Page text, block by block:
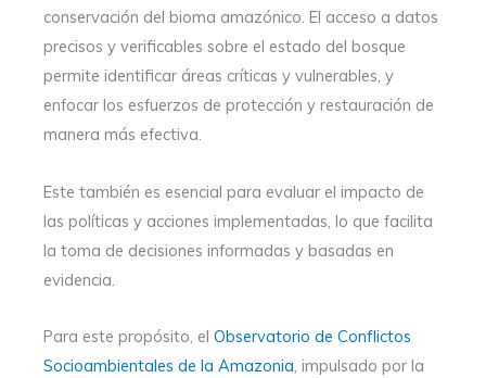
conservación del bioma amazónico. El acceso a datos
precisos y verificables sobre el estado del bosque
permite identificar áreas críticas y vulnerables, y
enfocar los esfuerzos de protección y restauración de
manera más efectiva.
Este también es esencial para evaluar el impacto de
las políticas y acciones implementadas, lo que facilita
la toma de decisiones informadas y basadas en
evidencia.
Para este propósito, el Observatorio de Conflictos
Socioambientales de la Amazonia, impulsado por la